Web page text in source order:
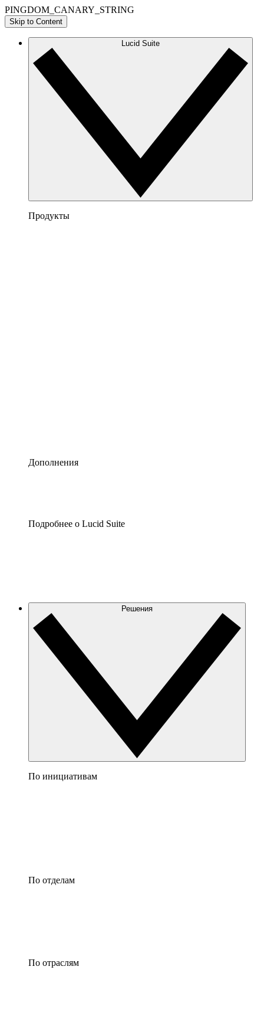
PINGDOM_CANARY_STRING
Skip to Content
Lucid Suite
Продукты
Дополнения
Подробнее о Lucid Suite
Решения
По инициативам
По отделам
По отраслям